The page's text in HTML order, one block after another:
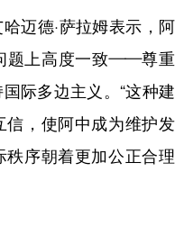
迈德·萨拉姆表示，阿
题上高度一致——尊重
际多边主义。“这种建
信，使阿中成为维护发
秩序朝着更加公正合理